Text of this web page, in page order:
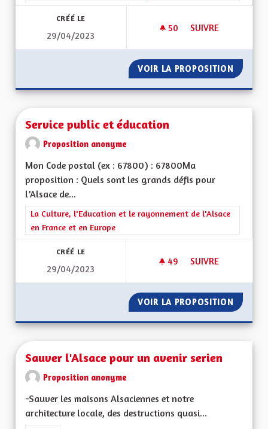
CRÉÉ LE
29/04/2023
50 50 ABONNÉS
SUIVRE
VOIR LA PROPOSITION
Service public et éducation
Proposition anonyme
Mon Code postal (ex : 67800) : 67800Ma
proposition : Quels sont les grands défis pour
l’Alsace de...
Filtrer les résultats de la catégorie : La Culture, l'Education et
La Culture, l'Education et le rayonnement de l'Alsace
en France et en Europe
CRÉÉ LE
29/04/2023
49 49 ABONNÉS
SUIVRE
VOIR LA PROPOSITION
Sauver l'Alsace pour un avenir serien
Proposition anonyme
-Sauver les maisons Alsaciennes et notre
architecture locale, des destructions quasi...